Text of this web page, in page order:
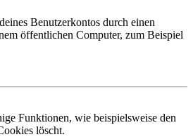
Benutzerkontos durch einen
öffentlichen Computer, zum Beispiel
Funktionen, wie beispielsweise den
löscht.